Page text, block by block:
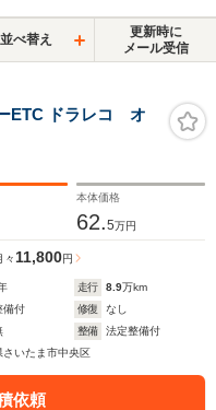
並べ替え
更新時に
メール受信
ETC ドラレコ オ
本体価格
62.5万円
々11,800円
走行 8.9万km
備付 修復
なし
整備
法定整備付
さいたま市中央区
依頼